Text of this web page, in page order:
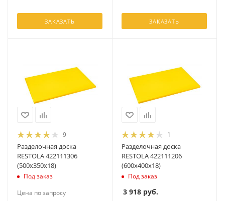
ЗАКАЗАТЬ ЗАКАЗАТЬ
9
Разделочная доска
RESTOLA 422111306
(500х350х18)
Под заказ
Цена по запросу
1
Разделочная доска
RESTOLA 422111206
(600х400х18)
Под заказ
3 918 руб.